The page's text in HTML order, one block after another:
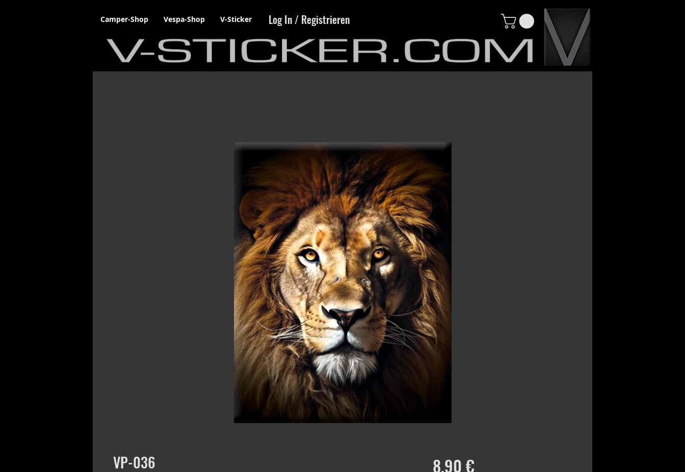
Camper-Shop Vespa-Shop V-Sticker Log In / Registrieren
VP-036 8,90 €Preis